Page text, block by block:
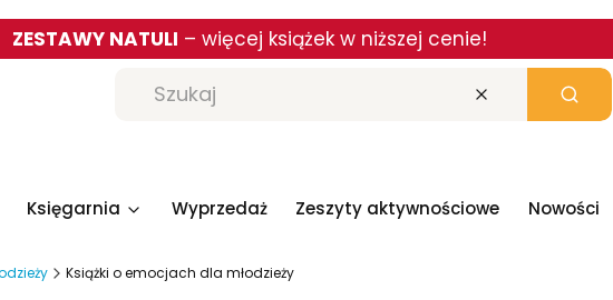
ZESTAWY NATULI – więcej książek w niższej cenie!
Wyczyść Szukaj
Księgarnia Wyprzedaż Zeszyty aktywnościowe Nowości
Książki o emocjach dla młodzieży